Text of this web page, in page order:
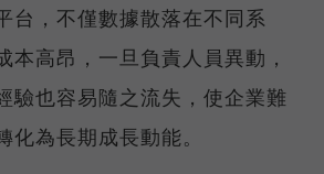
台，不僅數據散落在不同系
本高昂，一旦負責人員異動，
驗也容易隨之流失，使企業難
化為長期成長動能。